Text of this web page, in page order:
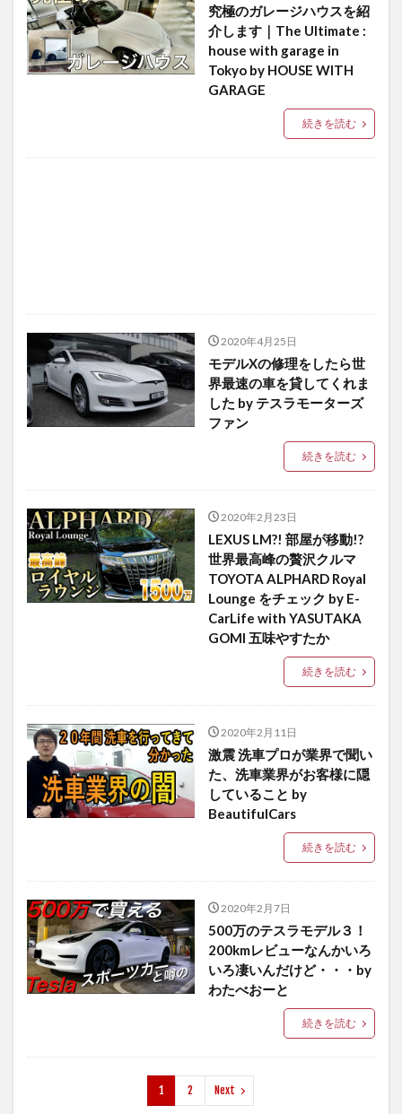
究極のガレージハウスを紹
介します｜The Ultimate :
house with garage in
Tokyo by HOUSE WITH
GARAGE
続きを読む
2020年4月25日
モデルXの修理をしたら世
界最速の車を貸してくれま
した by テスラモーターズ
ファン
続きを読む
2020年2月23日
LEXUS LM?! 部屋が移動!?
世界最高峰の贅沢クルマ
TOYOTA ALPHARD Royal
Lounge をチェック by E-
CarLife with YASUTAKA
GOMI 五味やすたか
続きを読む
2020年2月11日
激震 洗車プロが業界で聞い
た、洗車業界がお客様に隠
していること by
BeautifulCars
続きを読む
2020年2月7日
500万のテスラモデル３！
200kmレビューなんかいろ
いろ凄いんだけど・・・by
わたべおーと
続きを読む
1 2 Next